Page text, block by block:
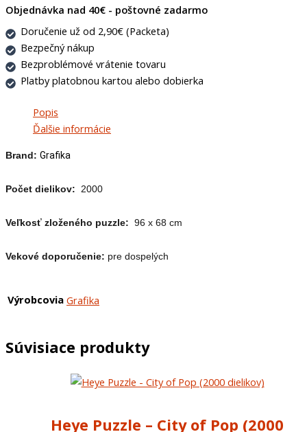
Objednávka nad 40€ - poštovné zadarmo
Doručenie už od 2,90€ (Packeta)
Bezpečný nákup
Bezproblémové vrátenie tovaru
Platby platobnou kartou alebo dobierka
Popis
Ďalšie informácie
Brand: Grafika
Počet dielikov: 2000
Veľkosť zloženého puzzle: 96 x 68 cm
Vekové doporučenie: pre dospelých
Výrobcovia Grafika
Súvisiace produkty
Heye Puzzle – City of Pop (2000